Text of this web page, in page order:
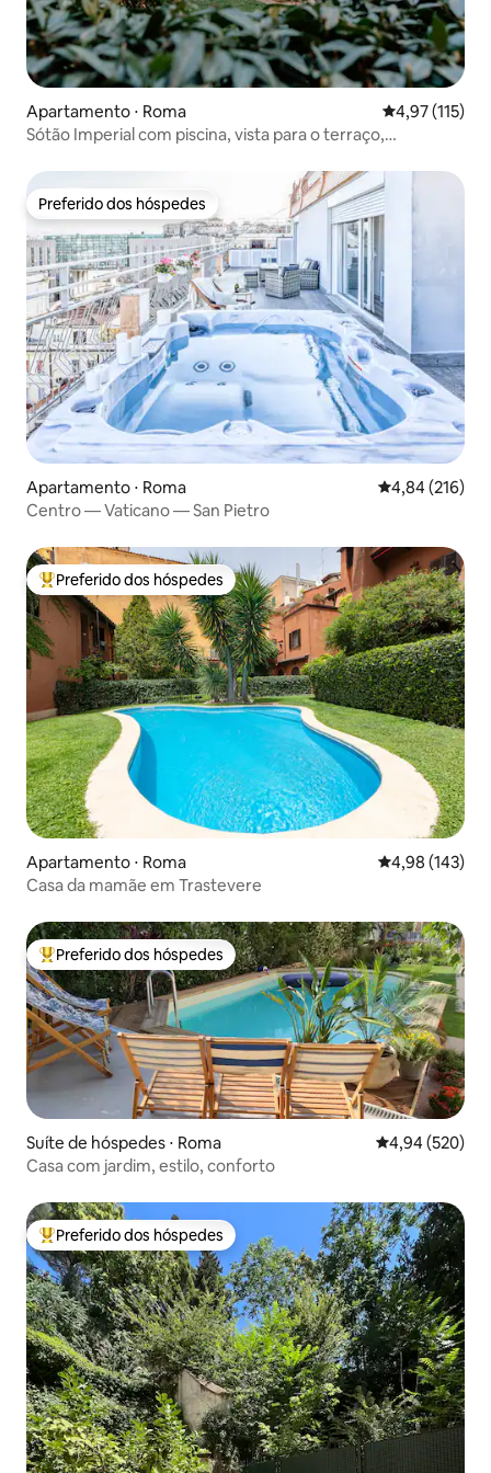
Apartamento ⋅ Roma 4,97 de uma
4,97 (115)
Sótão Imperial com piscina, vista para o terraço,
Preferido dos hóspedes
Preferido dos hóspedes
Apartamento ⋅ Roma 4,84 de uma
4,84 (216)
Centro — Vaticano — San Pietro
Entre os melhores preferidos dos hóspedes
Preferido dos hóspedes
Apartamento ⋅ Roma 4,98 de uma
4,98 (143)
Casa da mamãe em Trastevere
Entre os melhores preferidos dos hóspedes
Preferido dos hóspedes
Suíte de hóspedes ⋅ Roma 4,94 de uma
4,94 (520)
Casa com jardim, estilo, conforto
Entre os melhores preferidos dos hóspedes
Preferido dos hóspedes